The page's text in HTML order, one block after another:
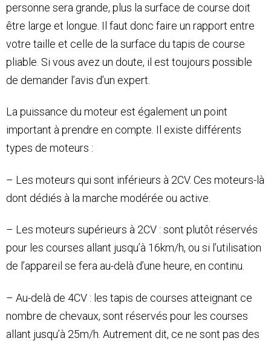
personne sera grande, plus la surface de course doit
être large et longue. Il faut donc faire un rapport entre
votre taille et celle de la surface du tapis de course
pliable. Si vous avez un doute, il est toujours possible
de demander l’avis d’un expert.
La puissance du moteur est également un point
important à prendre en compte. Il existe différents
types de moteurs :
– Les moteurs qui sont inférieurs à 2CV. Ces moteurs-là
dont dédiés à la marche modérée ou active.
– Les moteurs supérieurs à 2CV : sont plutôt réservés
pour les courses allant jusqu’à 16km/h, ou si l’utilisation
de l’appareil se fera au-delà d’une heure, en continu.
– Au-delà de 4CV : les tapis de courses atteignant ce
nombre de chevaux, sont réservés pour les courses
allant jusqu’à 25m/h. Autrement dit, ce ne sont pas des